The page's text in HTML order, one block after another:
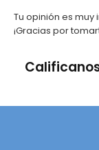
Tu opinión es
¡Gracias por